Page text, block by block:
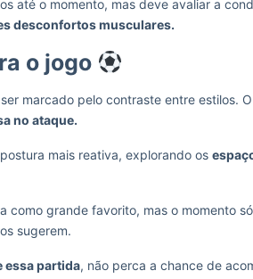
até o momento, mas deve avaliar a
desconfortos musculares.
o jogo
marcado pelo contraste entre estilos.
no ataque.
mais reativa, explorando os
como grande favorito, mas o momento
sugerem.
essa partida, não perca a chance de